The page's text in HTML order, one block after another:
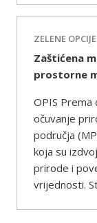
ZELENE OPCIJE
Zaštićena
prostorne
OPIS Prema
očuvanje
područja
koja su
prirode i
vrijednosti.